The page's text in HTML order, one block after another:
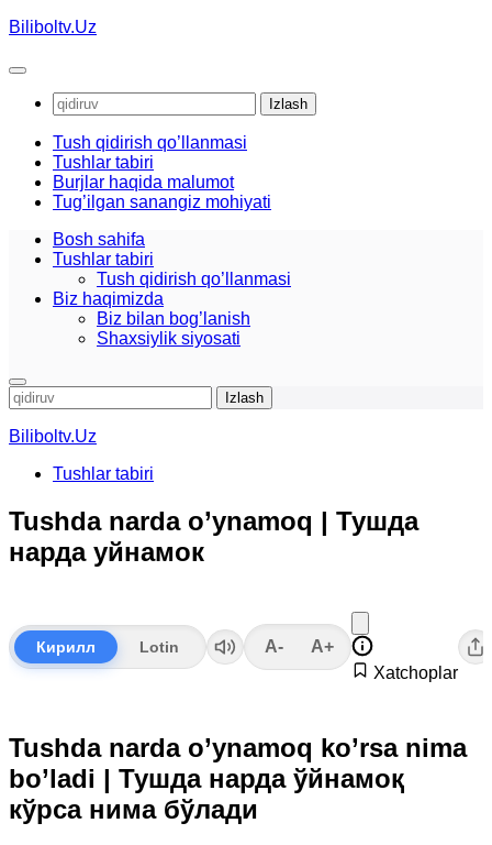
Skip
content
Biliboltv.Uz
Qidirshish:
Tush qidirish qo’llanmasi
Tushlar tabiri
Burjlar haqida malumot
Tug’ilgan sanangiz mohiyati
Bosh sahifa
Tushlar tabiri
Tush qidirish qo’llanmasi
Biz haqimizda
Biz bilan bog’lanish
Shaxsiylik siyosati
Qidirshish:
Biliboltv.Uz
Tushlar tabiri
Tushda narda o’ynamoq | Тушда
нарда уйнамок
Кирилл Lotin A-
A+
Xatchoplar
Tushda narda o’ynamoq ko’rsa nima
bo’ladi | Тушда нарда ўйнамоқ
кўрса нима бўлади